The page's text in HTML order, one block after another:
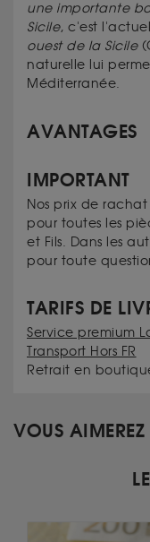
une importante
Sicile, c'est
ouest de la Sicile
naturelle lui
Méditerranée.
AVANTAGES
IMPORTANT
Nos prix de
pour toutes les
et Fils. Dans les
pour toute
TARIFS DE
Service premium
Transport Hors FR
Retrait en
VOUS AIMEREZ